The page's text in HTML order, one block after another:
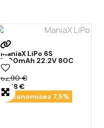
ManiaX LiPo 6S
1800mAh 22.2V 80C
62,90 €
58,18 €
Économisez 7,5%